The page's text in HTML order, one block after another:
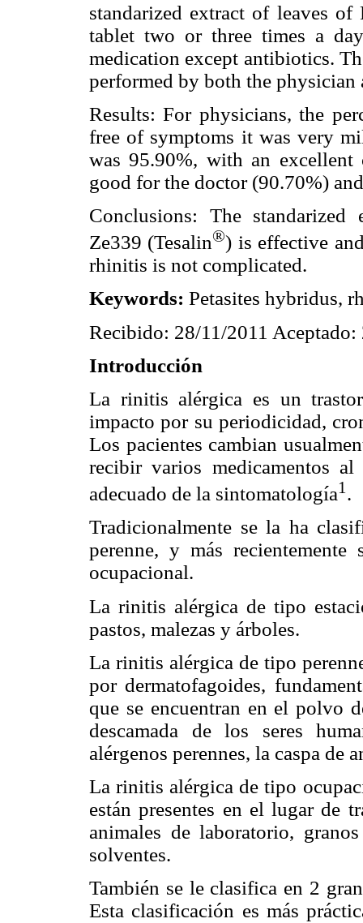
standarized extract of leaves of
tablet two or three times a
medication except antibiotics.
performed by both the physician
Results: For physicians, the
free of symptoms it was very
was 95.90%, with an excellent
good for the doctor (90.70%)
Conclusions: The
Ze339 (Tesalin®) is effective
rhinitis is not complicated.
Keywords: Petasites hybridus,
Recibido: 28/11/2011
Introducción
La rinitis alérgica es un
impacto por su periodicidad,
Los pacientes cambian
recibir varios medicamentos
adecuado de la sintomatología1 .
Tradicionalmente se la ha
perenne, y más
ocupacional.
La rinitis alérgica de tipo
pastos, malezas y árboles.
La rinitis alérgica de tipo
por dermatofagoides,
que se encuentran en el polvo
descamada de los seres
alérgenos perennes, la caspa de
La rinitis alérgica de tipo
están presentes en el lugar de
animales de laboratorio,
solventes.
También se le clasifica en 2
Esta clasificación es más